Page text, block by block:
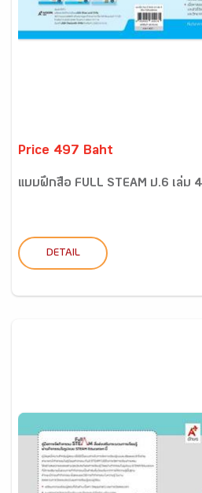
Price 497 Baht
แบบฝึกสื่อ FULL STEAM ป.6 เล่ม
DETAIL